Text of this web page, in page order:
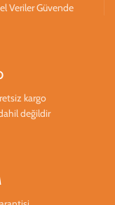
Veriler Güvende
kargo
değildir